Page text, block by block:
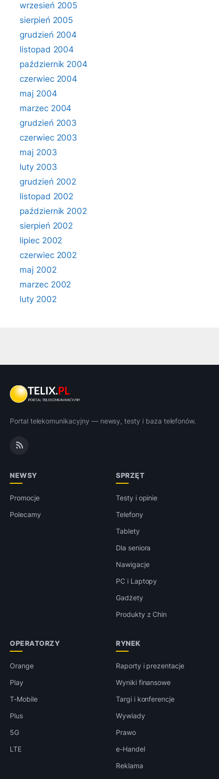
wrzesień 2005
sierpień 2005
grudzień 2004
listopad 2004
październik 2004
czerwiec 2004
maj 2004
marzec 2004
grudzień 2003
czerwiec 2003
maj 2003
luty 2003
grudzień 2002
listopad 2002
październik 2002
sierpień 2002
lipiec 2002
czerwiec 2002
maj 2002
marzec 2002
luty 2002
Portal telekomunikacyjny — newsy, testy i baza telefonów.
NEWSY
Promocje
Polecamy
SPRZĘT
Testy i opinie
Telefony
Tablety
Dla seniora
Nawigacje
PC i Laptopy
Gadżety
Produkty z Chin
OPERATORZY
Orange
Play
T-Mobile
Plus
5G
LTE
RYNEK
Raporty i prezentacje
Wyniki finansowe
Targi i konferencje
Wywiady
Prawo
e-Handel
Reklama